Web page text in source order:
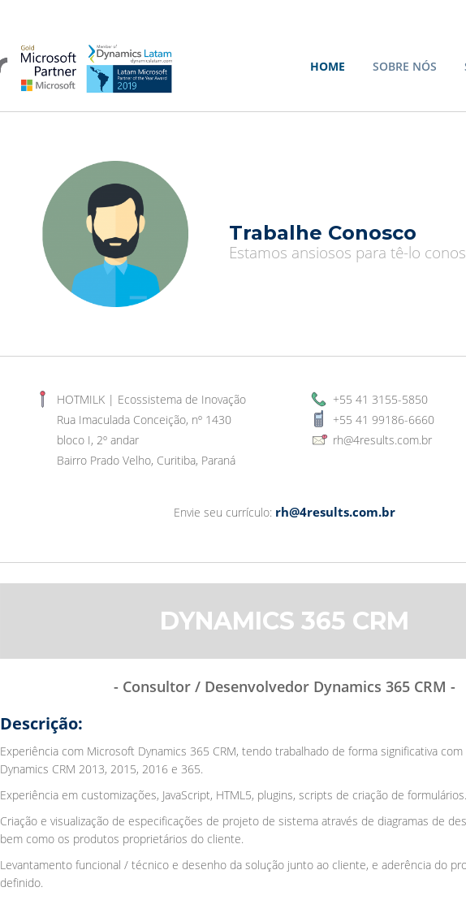
HOME SOBRE NÓS
Trabalhe Conosco
Estamos ansiosos para tê-lo
HOTMILK | Ecossistema de Inovação
Rua Imaculada Conceição, nº 1430
bloco I, 2º andar
Bairro Prado Velho, Curitiba, Paraná
+55 41 3155-5850
+55 41 99186-6660
rh@4results.com.br
Envie seu currículo: rh@4results.com.br
DYNAMICS 365 CRM
- Consultor / Desenvolvedor Dynamics 365 CRM -
Descrição:
Experiência com Microsoft Dynamics 365 CRM, tendo trabalhado de forma significativa
Dynamics CRM 2013, 2015, 2016 e 365.
Experiência em customizações, JavaScript, HTML5, plugins, scripts de criação de formulários.
Criação e visualização de especificações de projeto de sistema através de diagramas de
bem como os produtos proprietários do cliente.
Levantamento funcional / técnico e desenho da solução junto ao cliente, e aderência do
definido.